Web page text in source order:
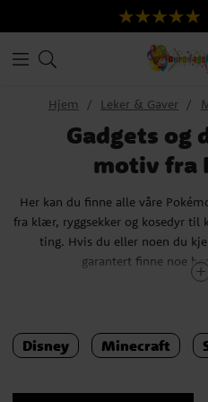
Hjem Leker & Gaver
Gadgets og
motiv fra
Her kan du finne alle våre
fra klær, ryggsekker og kosedyr til
ting. Hvis du eller noen du
garantert finne noe
seriene og filmene gjennom
har hørt om
Disney Minecraft